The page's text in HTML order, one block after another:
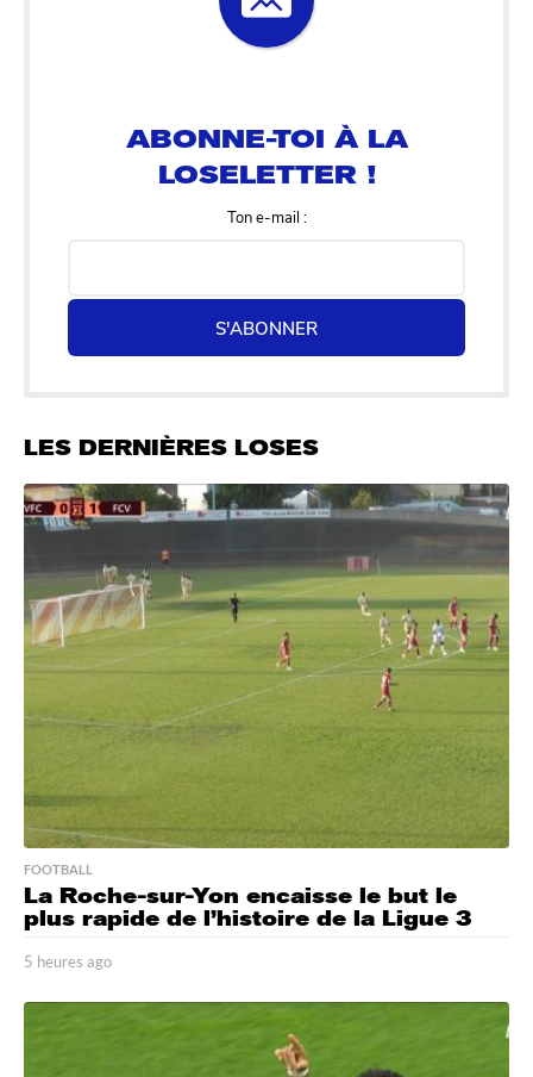
Ton e-mail :
S'ABONNER
LES DERNIÈRES LOSES
FOOTBALL
La Roche-sur-Yon encaisse le but le
plus rapide de l’histoire de la Ligue 3
5 heures ago
e